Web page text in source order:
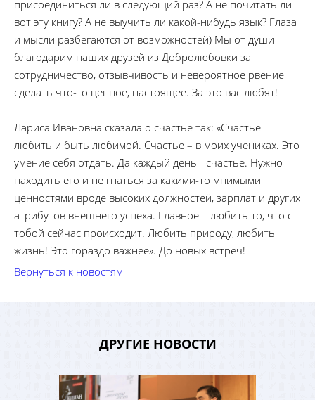
присоединиться ли в следующий раз? А не почитать ли
вот эту книгу? А не выучить ли какой-нибудь язык? Глаза
и мысли разбегаются от возможностей) Мы от души
благодарим наших друзей из Добролюбовки за
сотрудничество, отзывчивость и невероятное рвение
сделать что-то ценное, настоящее. За это вас любят!
Лариса Ивановна сказала о счастье так: «Счастье -
любить и быть любимой. Счастье – в моих учениках. Это
умение себя отдать. Да каждый день - счастье. Нужно
находить его и не гнаться за какими-то мнимыми
ценностями вроде высоких должностей, зарплат и других
атрибутов внешнего успеха. Главное – любить то, что с
тобой сейчас происходит. Любить природу, любить
жизнь! Это гораздо важнее». До новых встреч!
Вернуться к новостям
ДРУГИЕ НОВОСТИ